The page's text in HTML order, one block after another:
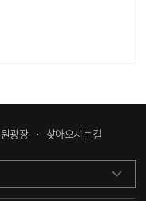
광장 찾아오시는길